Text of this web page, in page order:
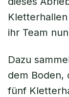
ihr Team
Dazu
dem Boden,
fünf